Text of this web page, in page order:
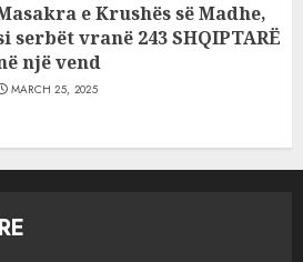
e Krushës së Madhe,
serbët vranë 243 SHQIPTARË
një vend
MARCH 25, 2025